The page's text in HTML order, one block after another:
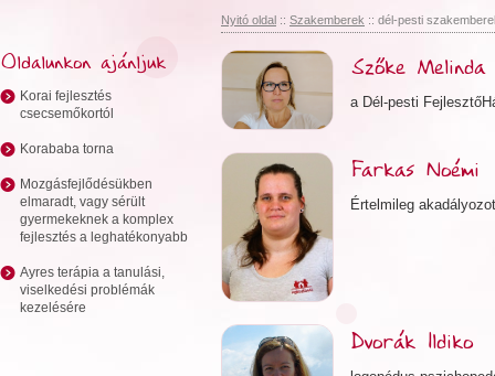
Oldalunkon ajánljuk
Korai fejlesztés
csecsemőkortól
Korababa torna
Mozgásfejlődésükben
elmaradt, vagy sérült
gyermekeknek a komplex
fejlesztés a leghatékonyabb
Ayres terápia a tanulási,
viselkedési problémák
kezelésére
Nyitó oldal :: Szakemberek :: dél-pesti
Szőke Melinda
a Dél-pesti
Farkas Noémi
Értelmileg
Dvorák Ildiko